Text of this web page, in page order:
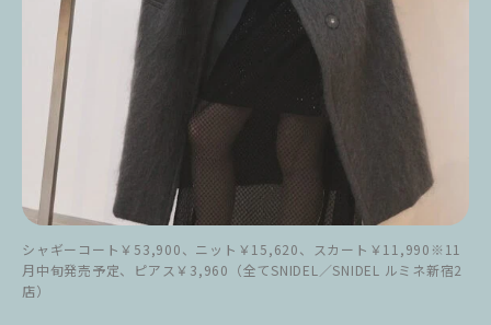
シャギーコート￥53,900、ニット￥15,620、スカート￥11,990※11
月中旬発売予定、ピアス￥3,960（全てSNIDEL／SNIDEL ルミネ新宿2
店）